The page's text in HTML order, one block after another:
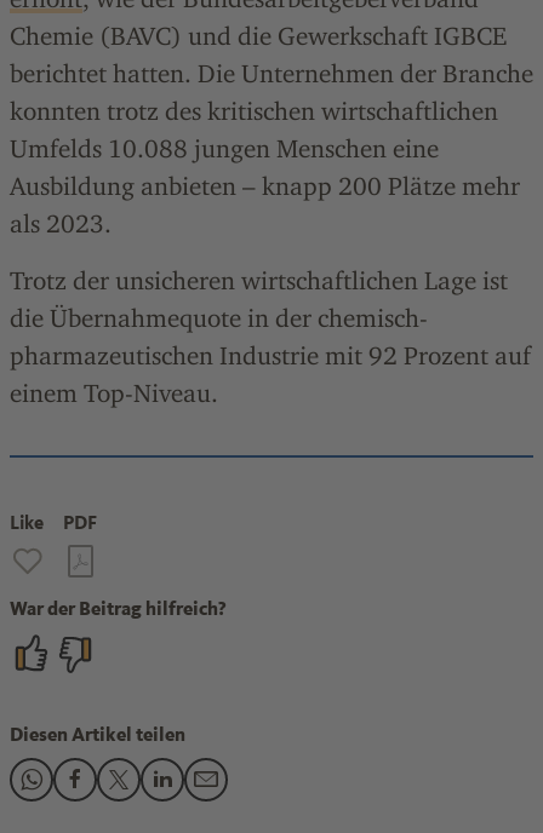
Chemie (BAVC) und die Gewerkschaft IGBCE
berichtet hatten. Die Unternehmen der Branche
konnten trotz des kritischen wirtschaftlichen
Umfelds 10.088 jungen Menschen eine
Ausbildung anbieten – knapp 200 Plätze mehr
als 2023.
Trotz der unsicheren wirtschaftlichen Lage ist
die Übernahmequote in der chemisch-
pharmazeutischen Industrie mit 92 Prozent auf
einem Top-Niveau.
Like PDF
War der Beitrag hilfreich?
Diesen Artikel teilen
Den Beitrag "Berufsausbildung schützt am besten vor
Den Beitrag "Berufsausbildung schützt am besten vor
Den Beitrag "Berufsausbildung schützt am
Den Beitrag "Berufsausbildung schützt am
Den Beitrag "Berufsausbildung